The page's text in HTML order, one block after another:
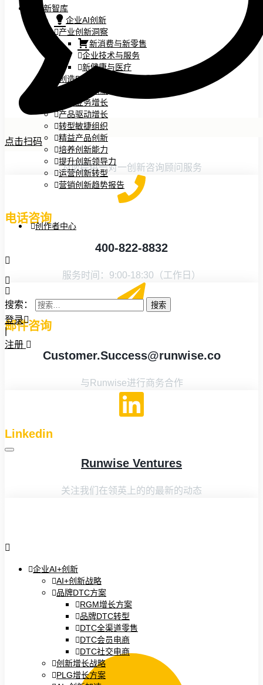
创新智库
企业AI创新
产业创新洞察
新消费与新零售
企业技术与服务
新健康与医疗
创造DTC品牌
加速企业创新
创新业务增长
产品驱动增长
转型敏捷组织
精益产品创新
培养创新能力
提升创新领导力
运营创新转型
营销创新趋势报告
创作者中心
搜索：
登录
|
注册
企业AI+创新
AI+创新战略
品牌DTC方案
RGM增长方案
品牌DTC转型
DTC全渠道零售
DTC会员电商
DTC社交电商
创新增长战略
PLG增长方案
点击扫码
为您提供一对一创新咨询顾问服务
电话咨询
400-822-8832
服务时间：9:00-18:30（工作日）
邮件咨询
Customer.Success@runwise.co
与Runwise进行商务合作
Linkedin
Runwise Ventures
关注我们在领英上的的最新的动态